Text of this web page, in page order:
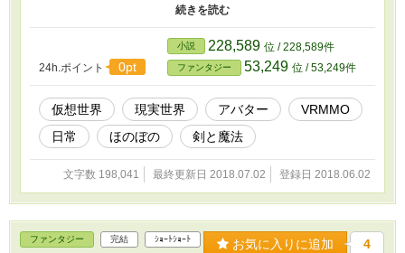
お、最終クエストをクリアしたアバターは、ボーナス特典として現
実世界に転移できるようになりました】 ―――その言葉は、誰か
らのものだったのか。 ※『小説家になろう』にも掲載していま
す。 https://ncode.syosetu.com/n9154eu/
24h.ポイント
0pt
小説 228,589 位 / 228,589件
ファンタジー 53,249 位 / 53,249件
仮想世界 現実世界 アバター
VRMMO
日常
ほのぼの 剣と魔法
文字数 198,041 最終更新日 2018.07.02 登録日 2018.06.02
ファンタジー 完結 ｼｮｰﾄｼｮｰﾄ お気に入りに追加 4